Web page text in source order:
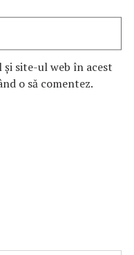
și site-ul web în acest
o să comentez.